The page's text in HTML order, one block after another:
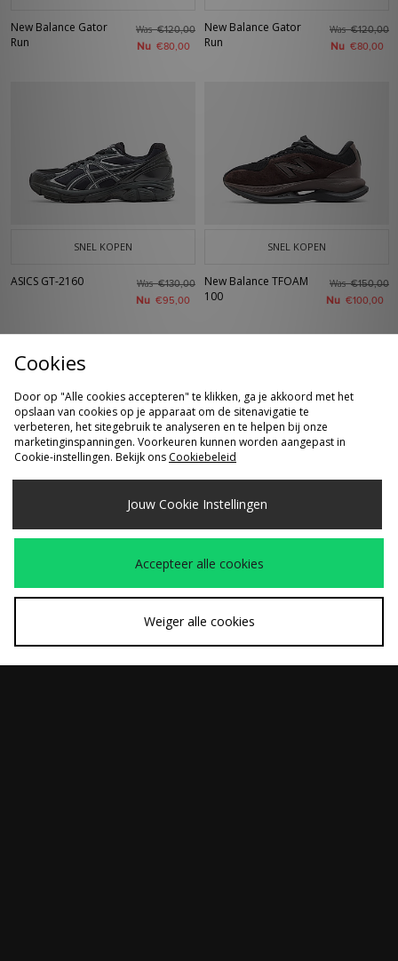
New Balance Gator
Run
Was€120,00
Nu €80,00
New Balance Gator
Run
Was€120,00
Nu €80,00
SNEL KOPEN
ASICS GT-2160 Was€130,00
Nu €95,00
SNEL KOPEN
New Balance TFOAM
100
Was€150,00
Nu €100,00
SNEL KOPEN
Vans Premium
Was€135,00
adidas Adizero
Was€160,00
Cookies
Door op "Alle cookies accepteren" te klikken, ga je akkoord met het
opslaan van cookies op je apparaat om de sitenavigatie te
verbeteren, het sitegebruik te analyseren en te helpen bij onze
marketinginspanningen. Voorkeuren kunnen worden aangepast in
Cookie-instellingen. Bekijk ons Cookiebeleid
Jouw Cookie Instellingen
Accepteer alle cookies
Weiger alle cookies